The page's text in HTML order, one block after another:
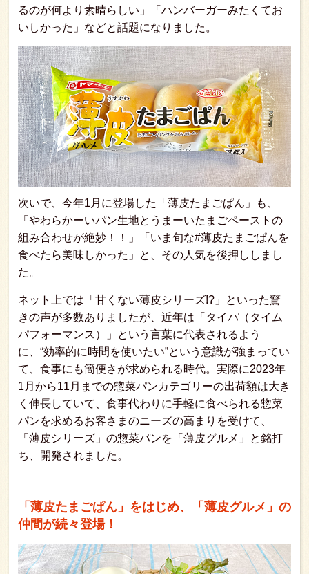
るのが何より素晴らしい」「ハンバーガーみたくてお
いしかった」などと話題になりました。
次いで、今年1月に登場した「薄皮たまごぱん」も、
「やわらかーいパン生地とうまーいたまごペーストの
組み合わせが絶妙！！」「いま旬な#薄皮たまごぱんを
食べたら美味しかった」と、その人気を後押ししまし
た。
ネット上では「甘くない薄皮シリーズ!?」といった驚
きの声が多数ありましたが、近年は「タイパ（タイム
パフォーマンス）」という言葉に代表されるよう
に、“効率的に時間を使いたい”という意識が強まってい
て、食事にも簡便さが求められる時代。実際に2023年
1月から11月までの惣菜パンカテゴリーの出荷額は大き
く伸長していて、食事代わりに手軽に食べられる惣菜
パンを求めるお客さまのニーズの高まりを受けて、
「薄皮シリーズ」の惣菜パンを「薄皮グルメ」と銘打
ち、開発されました。
「薄皮たまごぱん」をはじめ、「薄皮グルメ」の
仲間が続々登場！